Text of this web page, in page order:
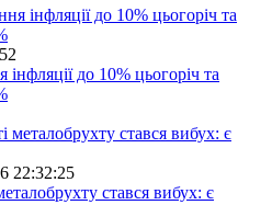
до 10% цьогоріч та
22:32:25
стався вибух: є